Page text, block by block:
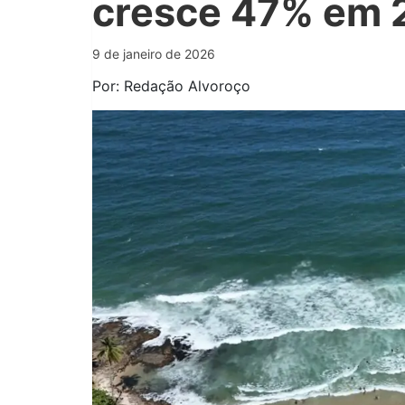
cresce 47% em
9 de janeiro de 2026
Por: Redação Alvoroço